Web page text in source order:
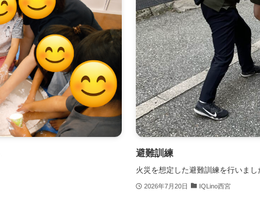
避難訓練
火災を想定した避難訓練を行いまし
2026年7月20日 IQLino西宮